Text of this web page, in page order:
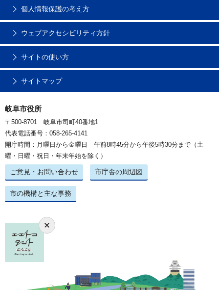
個人情報保護の考え方
ウェブアクセシビリティ方針
サイトの使い方
サイトマップ
岐阜市役所
〒500-8701 岐阜市司町40番地1
代表電話番号：058-265-4141
開庁時間：月曜日から金曜日 午前8時45分から午後5時30分まで（土
曜・日曜・祝日・年末年始を除く）
ご意見・お問い合わせ 市庁舎の周辺図
市の機構と主な事務